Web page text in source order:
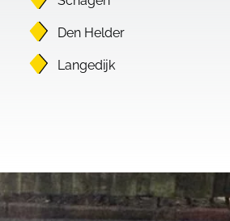
Den Helder
Langedijk